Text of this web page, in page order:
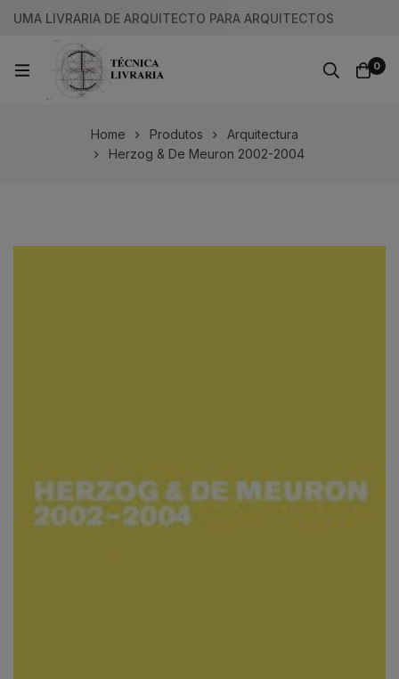
UMA LIVRARIA DE ARQUITECTO PARA ARQUITECTOS
0
Home Produtos
Arquitectura
Herzog & De Meuron 2002-2004